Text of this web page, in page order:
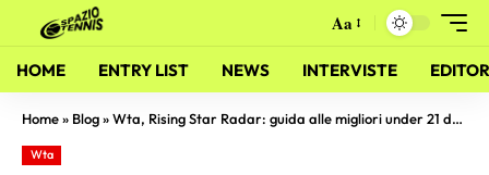
Aa
HOME ENTRY LIST NEWS INTERVISTE
Home» Blog»Wta, Rising Star Radar: guida alle migliori under 21 del circuito (23 maggio)
Wta